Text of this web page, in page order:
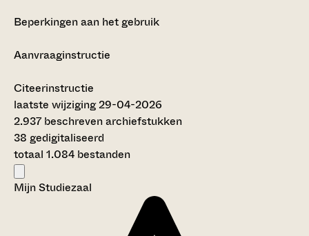
Beperkingen aan het gebruik
Aanvraaginstructie
Citeerinstructie
laatste wijziging 29-04-2026
2.937 beschreven archiefstukken
38 gedigitaliseerd
totaal 1.084 bestanden
Mijn Studiezaal